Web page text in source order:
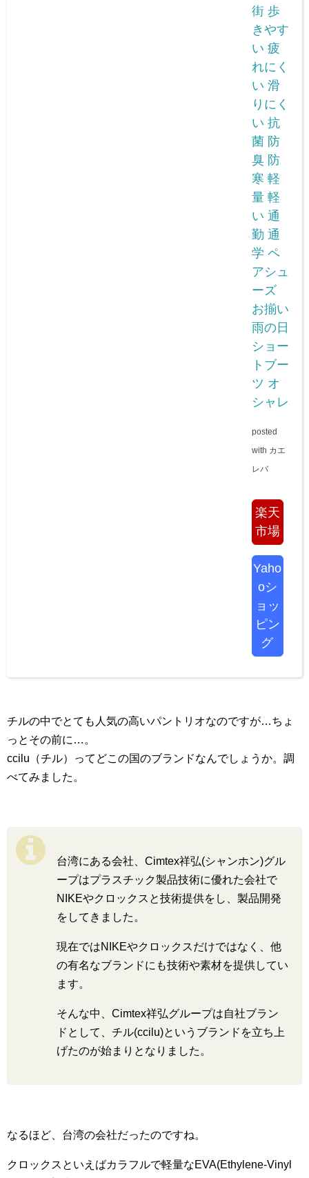
街 歩
きやす
い 疲
れにく
い 滑
りにく
い 抗
菌 防
臭 防
寒 軽
量 軽
い 通
勤 通
学 ペ
アシュ
ーズ
お揃い
雨の日
ショー
トブー
ツ オ
シャレ
posted
with カエ
レバ
楽天
市場
Yaho
oシ
ョッ
ピン
グ
チルの中でとても人気の高いパントリオなのですが…ちょ
っとその前に…。
ccilu（チル）ってどこの国のブランドなんでしょうか。調
べてみました。
台湾にある会社、Cimtex祥弘(シャンホン)グル
ープはプラスチック製品技術に優れた会社で
NIKEやクロックスと技術提供をし、製品開発
をしてきました。
現在ではNIKEやクロックスだけではなく、他
の有名なブランドにも技術や素材を提供してい
ます。
そんな中、Cimtex祥弘グループは自社ブラン
ドとして、チル(ccilu)というブランドを立ち上
げたのが始まりとなりました。
なるほど、台湾の会社だったのですね。
クロックスといえばカラフルで軽量なEVA(Ethylene-Vinyl